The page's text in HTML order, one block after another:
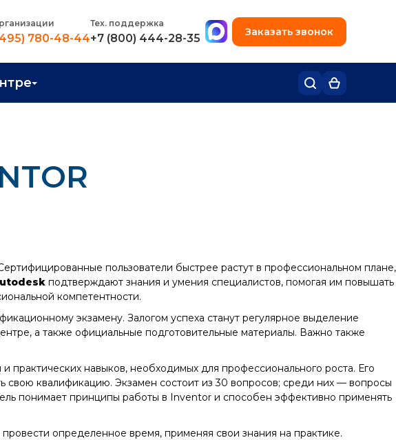
780-48-44
Тех. поддержка
+7 (800) 444-28-35
+7 (495) 780-48-49
Заказать звонок
пользователи быстрее растут в профессиональном плане,
подтверждают знания и умения специалистов, помогая им повышать
компетентности.
экзамену. Залогом успеха станут регулярное выделение
а также официальные подготовительные материалы. Важно также
практических навыков, необходимых для профессионального роста. Его
свою квалификацию. Экзамен состоит из 30 вопросов; среди них — вопросы
понимает принципы работы в Inventor и способен эффективно применять
определенное время, применяя свои знания на практике.